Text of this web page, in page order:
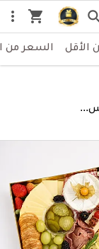
shopping_cart
more_vert
...
الأقل السعر من